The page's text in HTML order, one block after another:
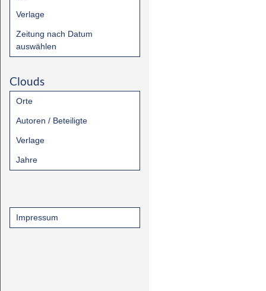
Verlage
Zeitung nach Datum
auswählen
Clouds
Orte
Autoren / Beteiligte
Verlage
Jahre
Impressum